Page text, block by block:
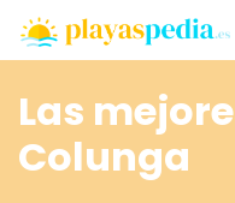
Las
Colunga